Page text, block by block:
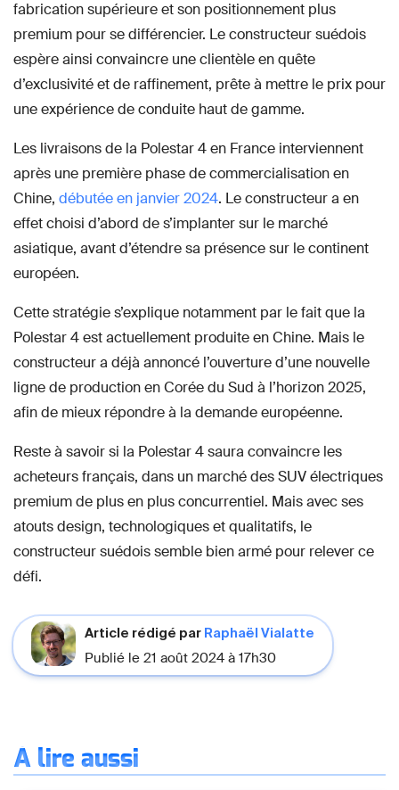
fabrication supérieure et son positionnement plus
premium pour se différencier. Le constructeur suédois
espère ainsi convaincre une clientèle en quête
d’exclusivité et de raffinement, prête à mettre le prix pour
une expérience de conduite haut de gamme.
Les livraisons de la Polestar 4 en France interviennent
après une première phase de commercialisation en
Chine, débutée en janvier 2024. Le constructeur a en
effet choisi d’abord de s’implanter sur le marché
asiatique, avant d’étendre sa présence sur le continent
européen.
Cette stratégie s’explique notamment par le fait que la
Polestar 4 est actuellement produite en Chine. Mais le
constructeur a déjà annoncé l’ouverture d’une nouvelle
ligne de production en Corée du Sud à l’horizon 2025,
afin de mieux répondre à la demande européenne.
Reste à savoir si la Polestar 4 saura convaincre les
acheteurs français, dans un marché des SUV électriques
premium de plus en plus concurrentiel. Mais avec ses
atouts design, technologiques et qualitatifs, le
constructeur suédois semble bien armé pour relever ce
défi.
Article rédigé par Raphaël Vialatte
Publié le 21 août 2024 à 17h30
À lire aussi